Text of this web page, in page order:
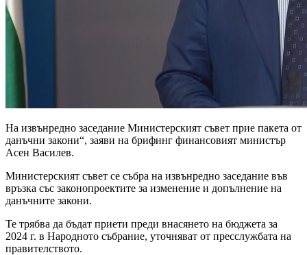
На извънредно заседание Министерският съвет прие пакета от
данъчни закони“, заяви на брифинг финансовият министър
Асен Василев.
Министерският съвет се събра на извънредно заседание във
връзка със законопроектите за изменение и допълнение на
данъчните закони.
Те трябва да бъдат приети преди внасянето на бюджета за
2024 г. в Народното събрание, уточняват от пресслужбата на
правителството.